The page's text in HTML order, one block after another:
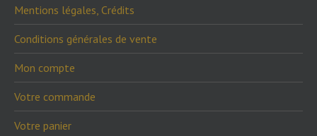
Mentions légales, Crédits
Conditions générales de vente
Mon compte
Votre commande
Votre panier